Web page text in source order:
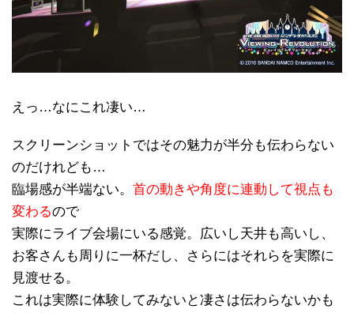
えっ…なにこれ凄い…
スクリーンショットではその魅力が半分も伝わらない
のだけれども…
臨場感が半端ない。 首の動きや角度に連動して視点も
変わるので
実際にライブ会場にいる感覚。広いし天井も高いし、
お客さんも周りに一杯だし、さらにはそれらを実際に
見渡せる。
これは実際に体験してみないと凄さは伝わらないかも